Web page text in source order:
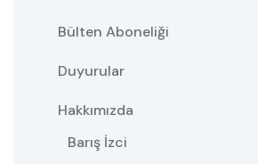
Bülten Aboneliği
Duyurular
Hakkımızda
Barış İzci